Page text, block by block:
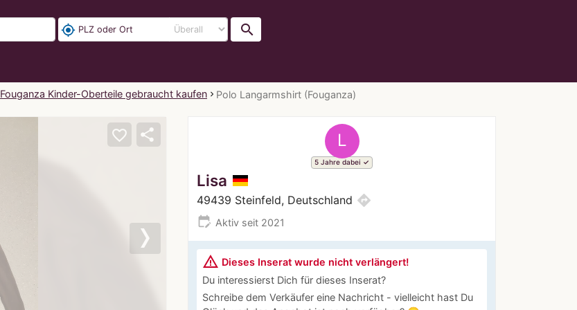
my_location search
Fouganza Kinder-Oberteile gebraucht kaufen Polo Langarmshirt (Fouganza)
L
5 Jahre dabei
Lisa
49439 Steinfeld, Deutschland directions
edit_calendar Aktiv seit 2021
warning_amber Dieses Inserat wurde nicht verlängert!
Du interessierst Dich für dieses Inserat?
Schreibe dem Verkäufer eine Nachricht - vielleicht hast Du
Next
favorite_border share